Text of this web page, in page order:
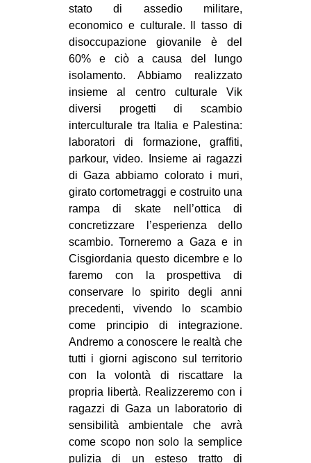
CULTURE
ARTE
MANIFESTI
MUSICA
RECENSIONI
INTERNAZIONALE
AFRICA
AMERICHE
ESTREMO ORIENTE
EUROPA
MEDIO ORIENTE
MONDO
in
Fb
tw
bsky
stato di assedio militare,
economico e culturale. Il tasso di
disoccupazione giovanile è del
60% e ciò a causa del lungo
isolamento. Abbiamo realizzato
insieme al centro culturale Vik
diversi progetti di scambio
interculturale tra Italia e Palestina:
laboratori di formazione, graffiti,
parkour, video. Insieme ai ragazzi
di Gaza abbiamo colorato i muri,
girato cortometraggi e costruito una
rampa di skate nell’ottica di
concretizzare l’esperienza dello
scambio. Torneremo a Gaza e in
Cisgiordania questo dicembre e lo
faremo con la prospettiva di
conservare lo spirito degli anni
precedenti, vivendo lo scambio
come principio di integrazione.
Andremo a conoscere le realtà che
tutti i giorni agiscono sul territorio
con la volontà di riscattare la
propria libertà. Realizzeremo con i
ragazzi di Gaza un laboratorio di
sensibilità ambientale che avrà
come scopo non solo la semplice
pulizia di un esteso tratto di